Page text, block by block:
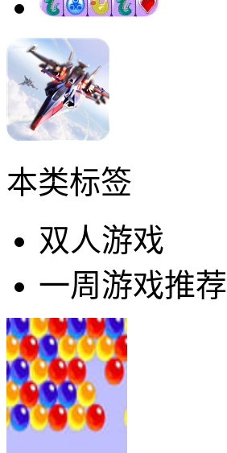
本类标签
双人游戏
一周游戏推荐